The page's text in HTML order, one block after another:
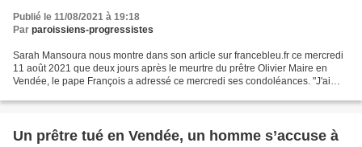
Publié le 11/08/2021 à 19:18
Par paroissiens-progressistes
Sarah Mansoura nous montre dans son article sur francebleu.fr ce mercredi
11 août 2021 que deux jours après le meurtre du prêtre Olivier Maire en
Vendée, le pape François a adressé ce mercredi ses condoléances. "J'ai
Un prêtre tué en Vendée, un homme s’accuse à